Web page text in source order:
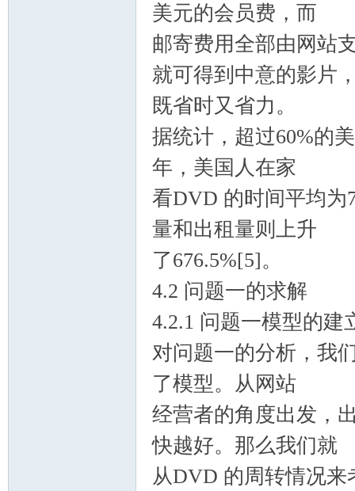
美元的会员费，而
邮寄费用全部由网站
就可得到中意的影片
既省时又省力。
据统计，超过60%的
年，美国人在家
看DVD 的时间平均为
量和出租量则上升
了676.5%[5]。
4.2 问题一的求解
4.2.1 问题一模型的建
对问题一的分析，我
了模型。从网站
经营者的角度出发，
快越好。那么我们就
从DVD 的周转情况